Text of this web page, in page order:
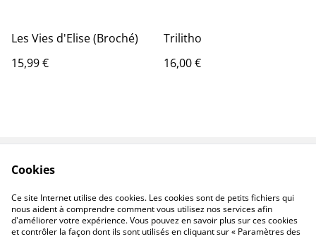
Les Vies d'Elise (Broché)
15,99 €
Trilitho
16,00 €
Politique de
confidentialité
Politique de cookies
Cookies
Ce site Internet utilise des cookies. Les cookies sont de petits fichiers qui
nous aident à comprendre comment vous utilisez nos services afin
d'améliorer votre expérience. Vous pouvez en savoir plus sur ces cookies
et contrôler la façon dont ils sont utilisés en cliquant sur « Paramètres des